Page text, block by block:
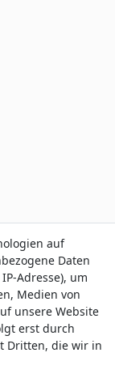
auf
Daten
Adresse), um
Medien von
unsere Website
erst durch
Dritten, die wir in